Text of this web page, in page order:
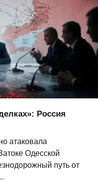
Россия
атаковала
Одесской
путь от